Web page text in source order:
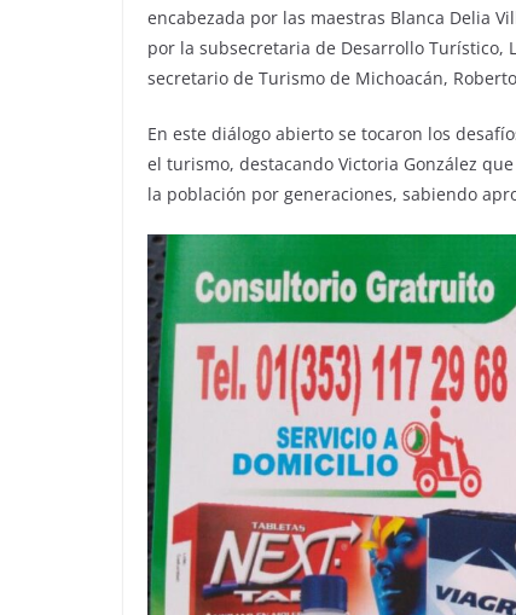
encabezada por las maestras Blanca Delia
por la subsecretaria de Desarrollo Turístico,
secretario de Turismo de Michoacán,
En este diálogo abierto se tocaron los
el turismo, destacando Victoria González
la población por generaciones, sabiendo